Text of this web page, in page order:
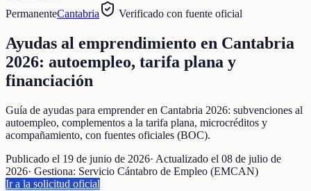
PermanenteCantabria Verificado con fuente oficial
Ayudas al emprendimiento en Cantabria
2026: autoempleo, tarifa plana y
financiación
Guía de ayudas para emprender en Cantabria 2026: subvenciones al
autoempleo, complementos a la tarifa plana, microcréditos y
acompañamiento, con fuentes oficiales (BOC).
Publicado el 19 de junio de 2026· Actualizado el 08 de julio de
2026· Gestiona: Servicio Cántabro de Empleo (EMCAN)
Ir a la solicitud oficial